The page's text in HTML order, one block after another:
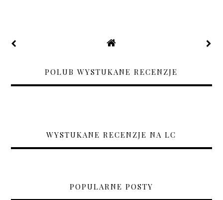
POLUB WYSTUKANE RECENZJE
WYSTUKANE RECENZJE NA LC
POPULARNE POSTY